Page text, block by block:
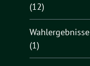
(12)
Wahlergebnisse
(1)